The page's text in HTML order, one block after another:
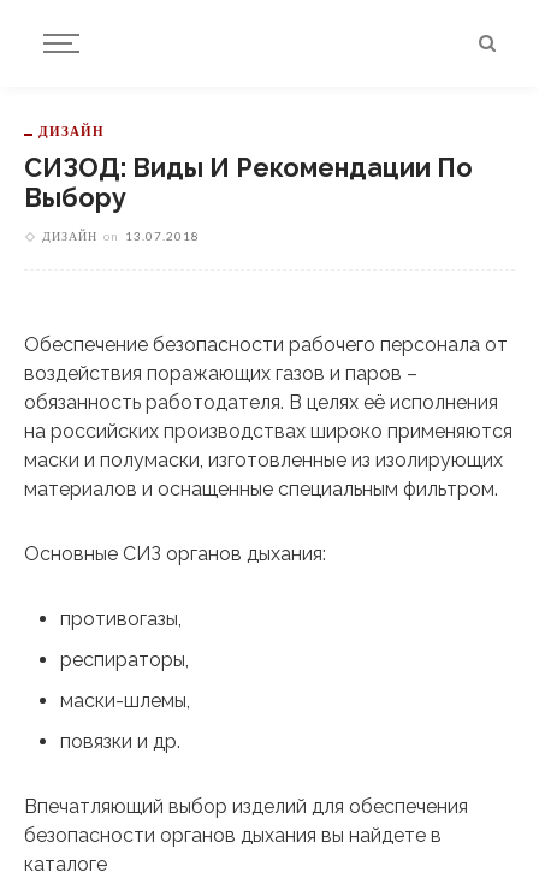
ДИЗАЙН
СИЗОД: Виды И Рекомендации По
Выбору
ДИЗАЙН on 13.07.2018
Обеспечение безопасности рабочего персонала от
воздействия поражающих газов и паров –
обязанность работодателя. В целях её исполнения
на российских производствах широко применяются
маски и полумаски, изготовленные из изолирующих
материалов и оснащенные специальным фильтром.
Основные СИЗ органов дыхания:
противогазы,
респираторы,
маски-шлемы,
повязки и др.
Впечатляющий выбор изделий для обеспечения
безопасности органов дыхания вы найдете в
каталоге